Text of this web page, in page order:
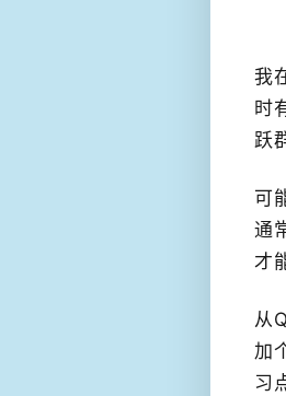
我
时
跃
可
通
才
从
加
习